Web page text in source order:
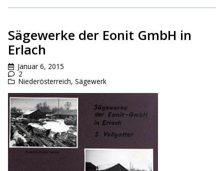
Sägewerke der Eonit GmbH in
Erlach
Januar 6, 2015
2
Niederösterreich, Sägewerk